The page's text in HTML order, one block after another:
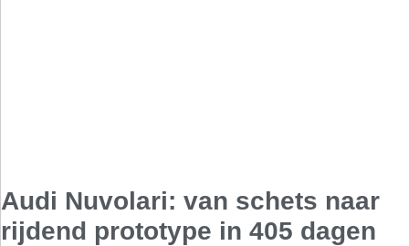
Audi Nuvolari: van schets naar
rijdend prototype in 405 dagen